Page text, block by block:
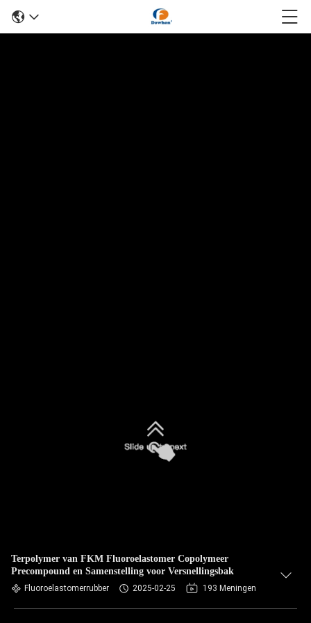
Terpolymer van FKM Fluoroelastomer Copolymeer
Precompound en Samenstelling voor Versnellingsbak
Fluoroelastomerrubber 2025-02-25 193 Meningen